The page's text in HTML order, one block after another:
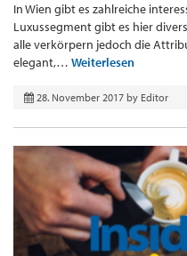
In Wien gibt es zahlreiche
Luxussegment gibt es hier
alle verkörpern jedoch die
elegant,… Weiterlesen
28. November 2017 by Editor